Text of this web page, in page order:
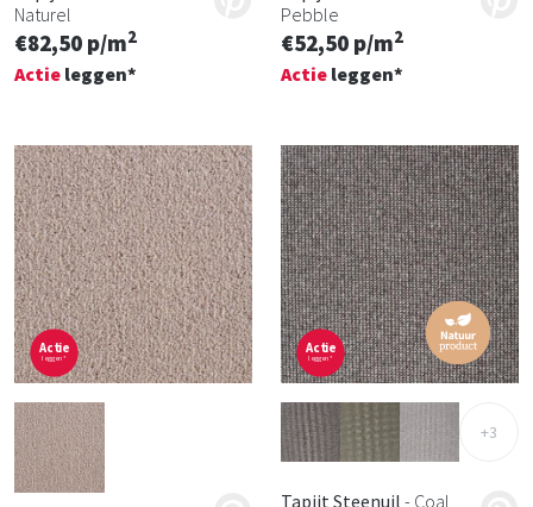
Naturel
€82,50 p/m2
Actie leggen*
Pebble
€52,50 p/m2
Actie leggen*
Actie
leggen*
Actie
leggen*
+3
Tapijt Steenuil - Coal